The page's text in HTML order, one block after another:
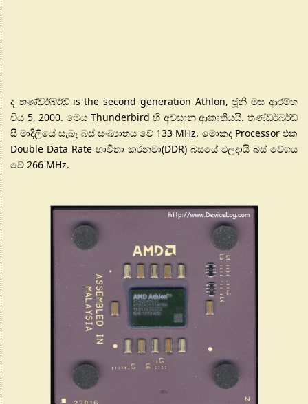
ද තණ්ඩර්බර්ඩ් is the second generation Athlon, ජූනි මස ආරම්භ
විය 5, 2000. මෙය Thunderbird හි අවසාන ආකෘතියයි. තණ්ඩර්බර්ඩ්
සී මාදිලියේ සැබෑ බස් සංඛ්‍යාතය වේ 133 MHz. මොකද Processor එක
Double Data Rate භාවිතා කරනවා(DDR) බසයේ ඵලදායී බස් වේගය
වේ 266 MHz.